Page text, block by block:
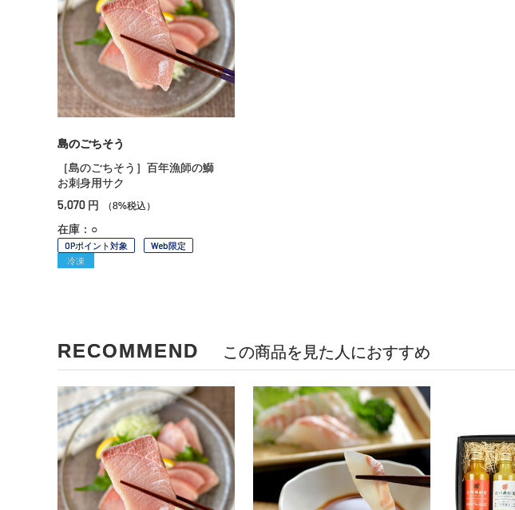
島のごちそう
［島のごちそう］百年漁師の鰤
お刺身用サク
5,070 円 （8%税込）
在庫：○
OPポイント対象
Web限定
冷凍
RECOMMEND この商品を見た人におすすめ